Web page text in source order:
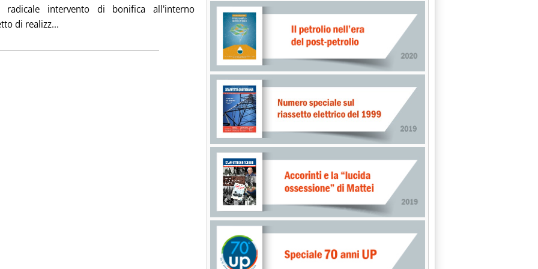
radicale intervento di bonifica all'interno
di realizz... Leggi tutta la notizia: 'Raffineria di Cremona, inquinata la falda idrica'